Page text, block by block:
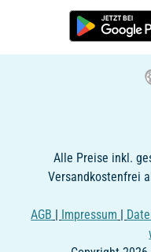
Alle Preise inkl.
Versandkostenfrei
AGB Impressum